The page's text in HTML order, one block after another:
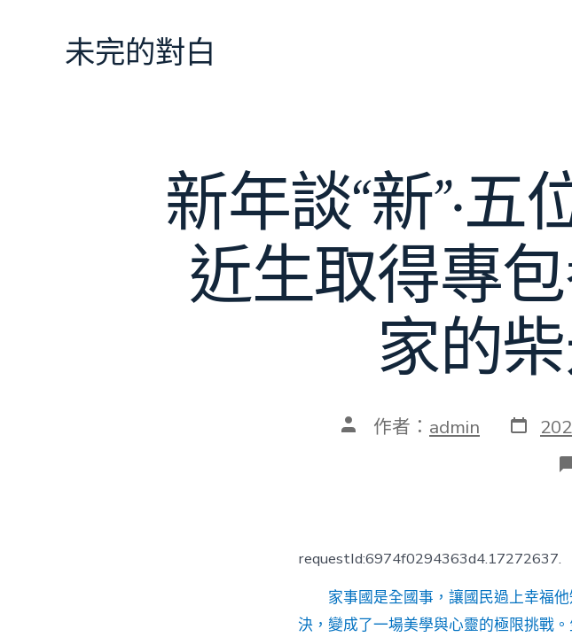
未完的對白
新年談“新”·
近生取得專
家的
文 作者： admin 發
表
requestId:6974f0294363d4.17272637.
家事國是全國事，讓國民過上幸福
決，變成了一場美學與心靈的極限挑戰